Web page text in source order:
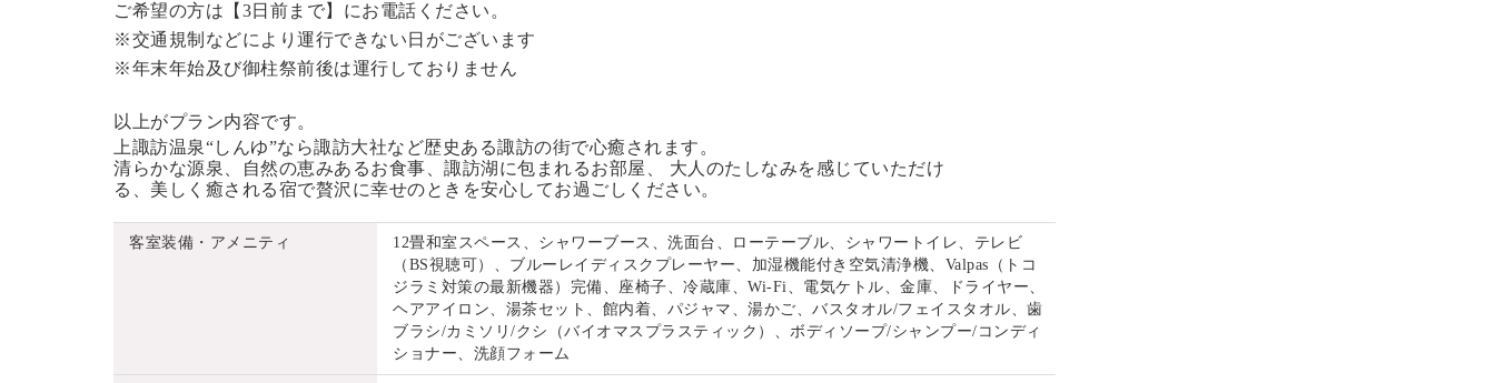
ご希望の方は【3日前まで】にお電話ください。
※交通規制などにより運行できない日がございます
※年末年始及び御柱祭前後は運行しておりません
以上がプラン内容です。
上諏訪温泉“しんゆ”なら諏訪大社など歴史ある諏訪の街で心癒されます。
清らかな源泉、自然の恵みあるお食事、諏訪湖に包まれるお部屋、 大人のたしなみを感じていただけ
る、美しく癒される宿で贅沢に幸せのときを安心してお過ごしください。
客室装備・アメニティ
12畳和室スペース、シャワーブース、洗面台、ローテーブル、シャワートイレ、テレビ
（BS視聴可）、ブルーレイディスクプレーヤー、加湿機能付き空気清浄機、Valpas（トコ
ジラミ対策の最新機器）完備、座椅子、冷蔵庫、Wi-Fi、電気ケトル、金庫、ドライヤー、
ヘアアイロン、湯茶セット、館内着、パジャマ、湯かご、バスタオル/フェイスタオル、歯
ブラシ/カミソリ/クシ（バイオマスプラスティック）、ボディソープ/シャンプー/コンディ
ショナー、洗顔フォーム